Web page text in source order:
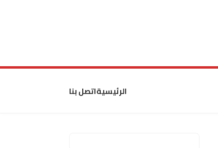
الرئيسيةاتصل بنا